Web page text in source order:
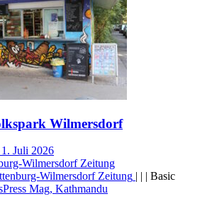
Wilmersdorf
1. Juli 2026
Wilmersdorf Zeitung | | | Basic
Mag, Kathmandu